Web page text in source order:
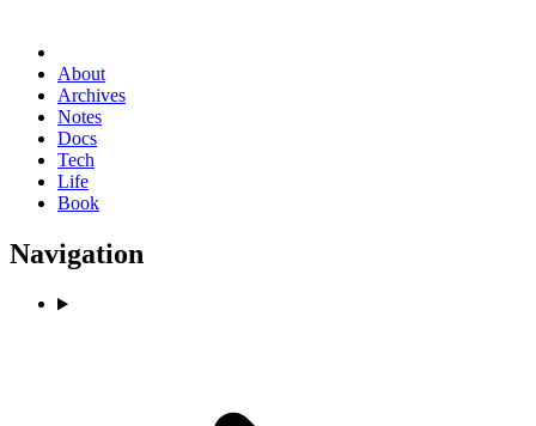
About
Archives
Notes
Docs
Tech
Life
Book
Navigation